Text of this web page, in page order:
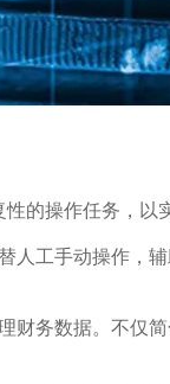
的操作任务，以
人工手动操作，
务数据。不仅